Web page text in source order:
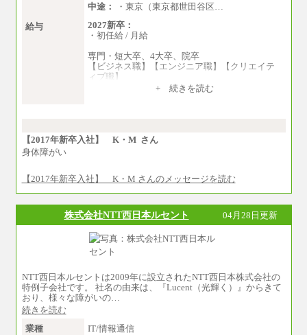
中途：
・東京（東京都世田谷区…
給与
2027新卒：
・初任給 / 月給
専門・短大卒、4大卒、院卒
【ビジネス職】【エンジニア職】【クリエイテ
ィブ職】
②④⑦⑩月給：225,000円～270,000円
⑨月給：250,000円～330,000円
※経験、能力等を考慮の上、当社規定により決
定
※試用期間中も給与に変更はございません。
+ 続きを読む
【2017年新卒入社】 K・M さん
身体障がい
【2017年新卒入社】 K・M さんのメッセージを読む
株式会社NTT西日本ルセント 04月28日更新
NTT西日本ルセントは2009年に設立されたNTT西日本株式会社の
特例子会社です。 社名の由来は、『Lucent（光輝く）』からきて
おり、様々な障がいの…
続きを読む
業種
IT/情報通信